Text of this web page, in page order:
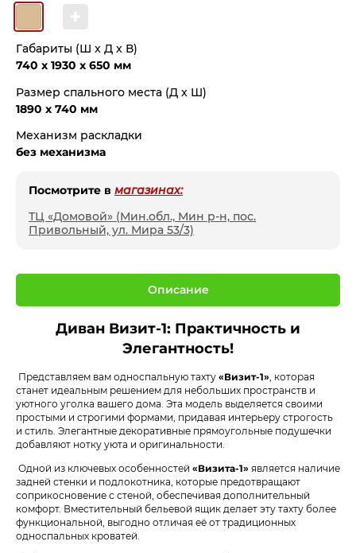
Габариты (Ш x Д x В)
740 x 1930 x 650 мм
Размер спального места (Д x Ш)
1890 x 740 мм
Механизм раскладки
без механизма
Посмотрите в магазинах:
ТЦ «Домовой» (Мин.обл., Мин р-н, пос.
Привольный, ул. Мира 53/3)
Описание
Диван Визит-1: Практичность и
Элегантность!
Представляем вам односпальную тахту «Визит-1» , которая
станет идеальным решением для небольших пространств и
уютного уголка вашего дома. Эта модель выделяется своими
простыми и строгими формами, придавая интерьеру строгость
и стиль. Элегантные декоративные прямоугольные подушечки
добавляют нотку уюта и оригинальности.
Одной из ключевых особенностей «Визита-1» является наличие
задней стенки и подлокотника, которые предотвращают
соприкосновение с стеной, обеспечивая дополнительный
комфорт. Вместительный бельевой ящик делает эту тахту более
функциональной, выгодно отличая её от традиционных
односпальных кроватей.